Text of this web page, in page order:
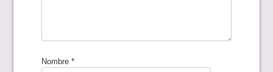
Nombre*